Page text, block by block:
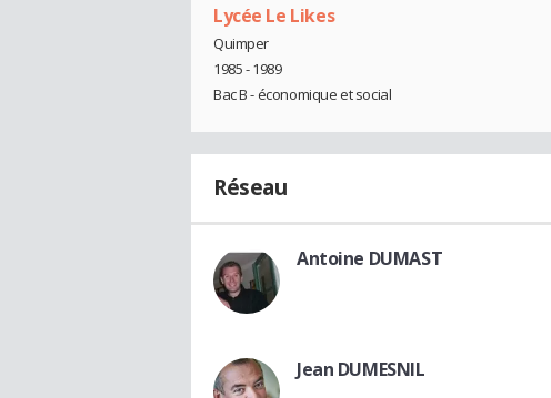
Lycée Le Likes
Quimper
1985 - 1989
Bac B - économique et social
Réseau
Antoine DUMAST
Jean DUMESNIL